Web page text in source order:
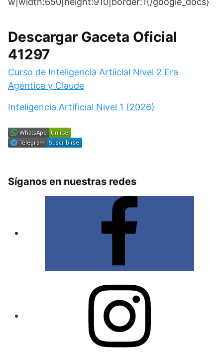
Descargar Gaceta Oficial
41297
Curso de Inteligencia Artiicial Nivel 2 Era
Agéntica y Claude
Inteligencia Artificial Nivel 1 (2026)
Síganos en nuestras redes